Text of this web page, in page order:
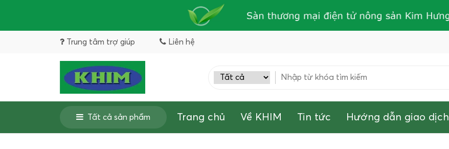
Trung tâm trợ giúp Liên hệ
Tất cả sản phẩm Trang chủ Về KHIM Tin tức Hướng dẫn giao dịch